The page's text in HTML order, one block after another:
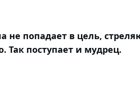
не попадает в цель,
Так поступает и мудрец.